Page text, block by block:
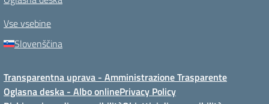
Vse vsebine
Slovenščina
Transparentna uprava - Amministrazione Trasparente
Oglasna deska - Albo onlinePrivacy Policy